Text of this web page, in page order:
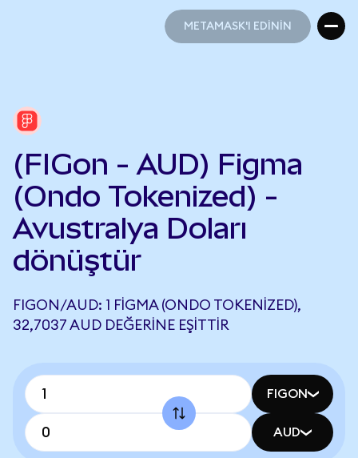
METAMASK'I EDİNİN
(FIGon - AUD) Figma
(Ondo Tokenized) -
Avustralya Doları
dönüştür
FIGON/AUD: 1 FIGMA (ONDO TOKENIZED),
32,7037 AUD DEĞERINE EŞITTIR
FIGON
AUD